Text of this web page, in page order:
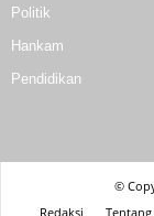
Politik
Hankam
Pendidikan
©
Redaksi
Tentang